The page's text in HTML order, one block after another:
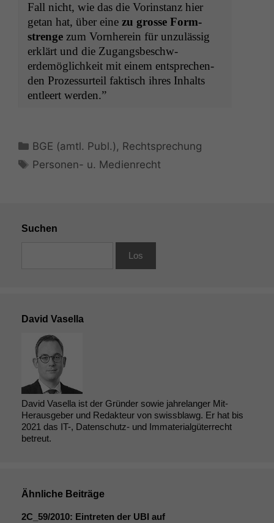
Fall nicht, wie das die Vorin­stanz hier
getan hat, über eine zu grosse Form­
strenge zum Vorn­here­in für unzuläs­sig
erk­lärt und die Zugangs­beschw­
erdemöglichkeit mit einem entsprechen­
den Prozes­surteil fak­tisch ihres Inhalts
entleert werden.”
Kategorien
BGE (amtl. Publ.) , Rechtsprechung
Schlagwörter
Personen- u. Medienrecht
Suchen
David Vasella
David Vasella ist der Gründer sowie jahrelanger Mit-
Herausgeber und Redakteur von swissblawg. Er hat bis
2021 das IT-, Datenschutz- und Immaterialgüterrecht
betreut.
Ähnliche Beiträge
2C_59/2010: Eintreten der UBI auf